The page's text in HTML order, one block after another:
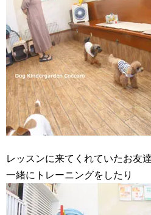
レッスンに来てくれていたお友
一緒にトレーニングをしたり